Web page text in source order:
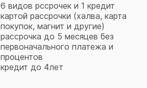
6 видов рссрочек и 1 кредит
картой рассрочки (халва, карта
покупок, магнит и другие)
рассрочка до 5 месяцев без
первоначального платежа и
процентов
кредит до 4лет